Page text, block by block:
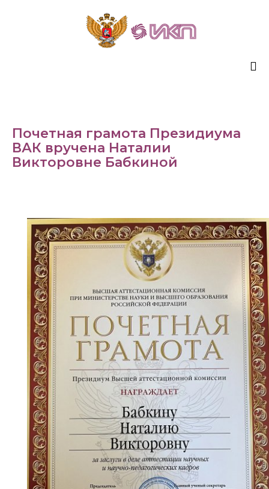
Почетная грамота Президиума
ВАК вручена Наталии
Викторовне Бабкиной